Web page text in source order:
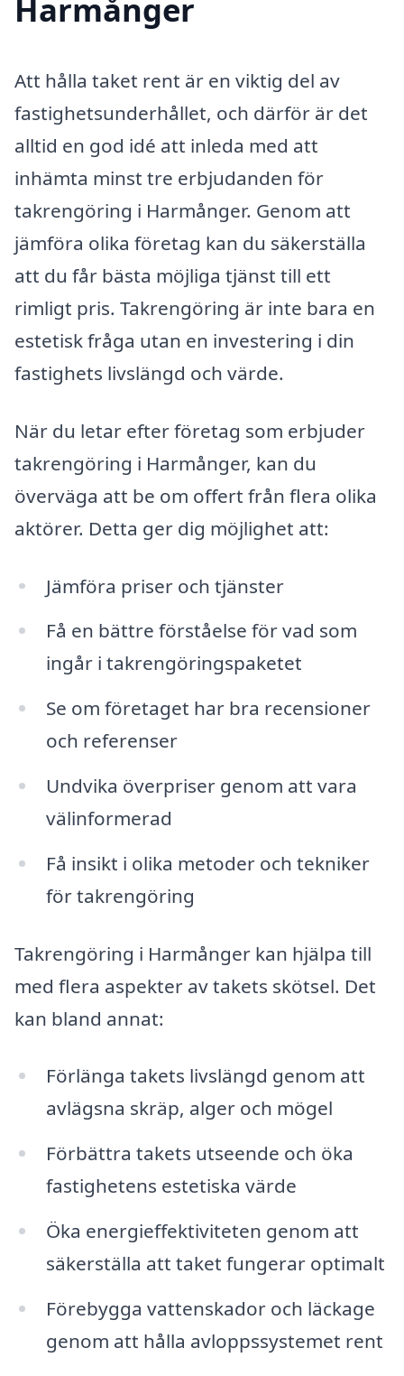
Harmånger
Att hålla taket rent är en viktig del av
fastighetsunderhållet, och därför är det
alltid en god idé att inleda med att
inhämta minst tre erbjudanden för
takrengöring i Harmånger. Genom att
jämföra olika företag kan du säkerställa
att du får bästa möjliga tjänst till ett
rimligt pris. Takrengöring är inte bara en
estetisk fråga utan en investering i din
fastighets livslängd och värde.
När du letar efter företag som erbjuder
takrengöring i Harmånger, kan du
överväga att be om offert från flera olika
aktörer. Detta ger dig möjlighet att:
Jämföra priser och tjänster
Få en bättre förståelse för vad som
ingår i takrengöringspaketet
Se om företaget har bra recensioner
och referenser
Undvika överpriser genom att vara
välinformerad
Få insikt i olika metoder och tekniker
för takrengöring
Takrengöring i Harmånger kan hjälpa till
med flera aspekter av takets skötsel. Det
kan bland annat:
Förlänga takets livslängd genom att
avlägsna skräp, alger och mögel
Förbättra takets utseende och öka
fastighetens estetiska värde
Öka energieffektiviteten genom att
säkerställa att taket fungerar optimalt
Förebygga vattenskador och läckage
genom att hålla avloppssystemet rent